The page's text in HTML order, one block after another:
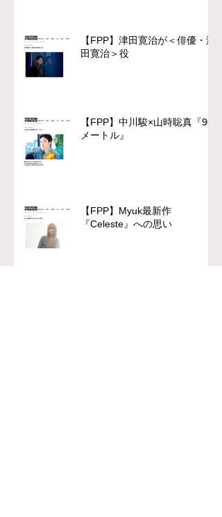
【FPP】津田寛治が＜俳優・津
田寛治＞役
【FPP】中川駿×山時聡真『90
メートル』
【FPP】Myuk最新作
『Celeste』への思い